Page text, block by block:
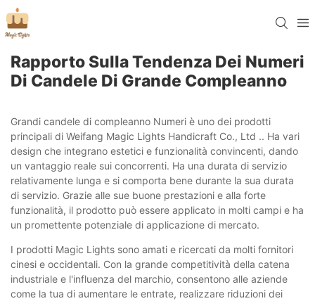
Rapporto Sulla Tendenza Dei Numeri
Di Candele Di Grande Compleanno
Grandi candele di compleanno Numeri è uno dei prodotti
principali di Weifang Magic Lights Handicraft Co., Ltd .. Ha vari
design che integrano estetici e funzionalità convincenti, dando
un vantaggio reale sui concorrenti. Ha una durata di servizio
relativamente lunga e si comporta bene durante la sua durata
di servizio. Grazie alle sue buone prestazioni e alla forte
funzionalità, il prodotto può essere applicato in molti campi e ha
un promettente potenziale di applicazione di mercato.
I prodotti Magic Lights sono amati e ricercati da molti fornitori
cinesi e occidentali. Con la grande competitività della catena
industriale e l'influenza del marchio, consentono alle aziende
come la tua di aumentare le entrate, realizzare riduzioni dei